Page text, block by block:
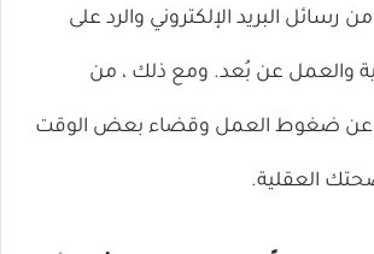
رسائل البريد الإلكتروني والرد على
والعمل عن بُعد. ومع ذلك ، من
عن ضغوط العمل وقضاء بعض الوقت
العقلية.